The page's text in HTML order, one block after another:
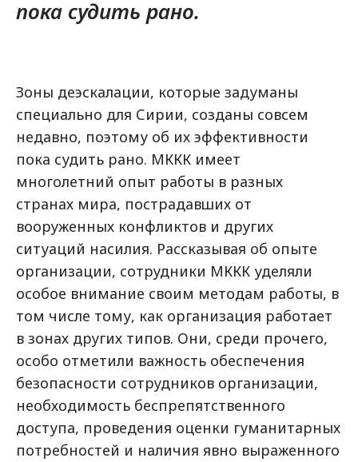
пока судить рано.
Зоны деэскалации, которые задуманы
специально для Сирии, созданы совсем
недавно, поэтому об их эффективности
пока судить рано. МККК имеет
многолетний опыт работы в разных
странах мира, пострадавших от
вооруженных конфликтов и других
ситуаций насилия. Рассказывая об опыте
организации, сотрудники МККК уделяли
особое внимание своим методам работы, в
том числе тому, как организация работает
в зонах других типов. Они, среди прочего,
особо отметили важность обеспечения
безопасности сотрудников организации,
необходимость беспрепятственного
доступа, проведения оценки гуманитарных
потребностей и наличия явно выраженного